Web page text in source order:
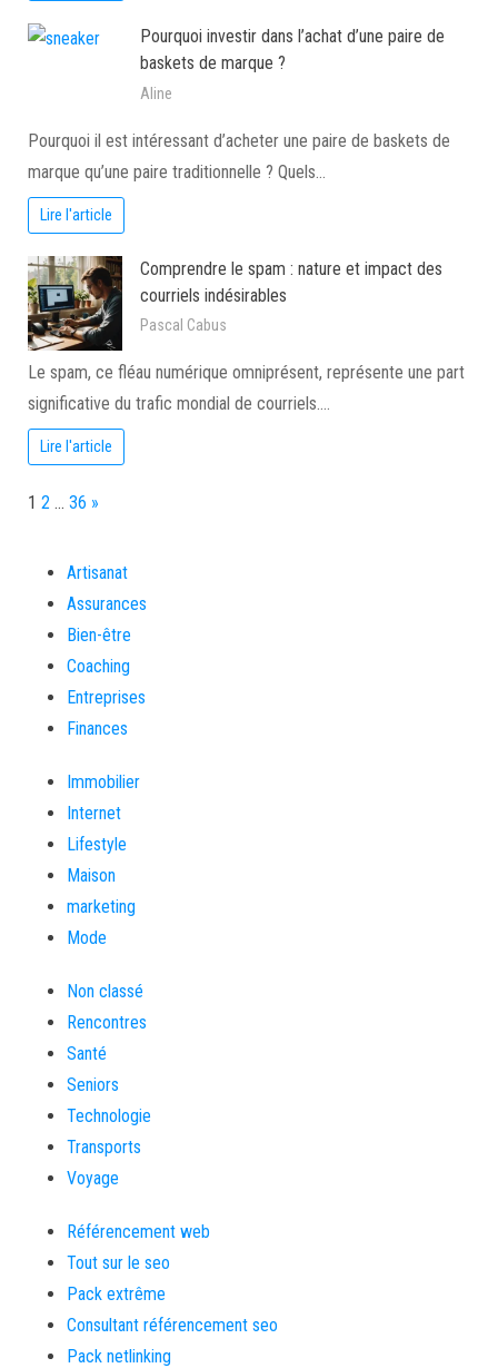
Pourquoi investir dans l’achat d’une paire de
baskets de marque ?
Aline
Pourquoi il est intéressant d’acheter une paire de baskets de
marque qu’une paire traditionnelle ? Quels…
Lire l'article
Comprendre le spam : nature et impact des
courriels indésirables
Pascal Cabus
Le spam, ce fléau numérique omniprésent, représente une part
significative du trafic mondial de courriels.…
Lire l'article
Page:
1 2 … 36 Next
»
Artisanat
Assurances
Bien-être
Coaching
Entreprises
Finances
Immobilier
Internet
Lifestyle
Maison
marketing
Mode
Non classé
Rencontres
Santé
Seniors
Technologie
Transports
Voyage
Référencement web
Tout sur le seo
Pack extrême
Consultant référencement seo
Pack netlinking